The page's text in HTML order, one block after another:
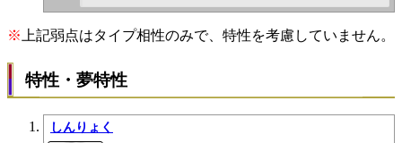
※ 上記弱点はタイプ相性のみで、特性を考慮していません。
特性・夢特性
しんりょく